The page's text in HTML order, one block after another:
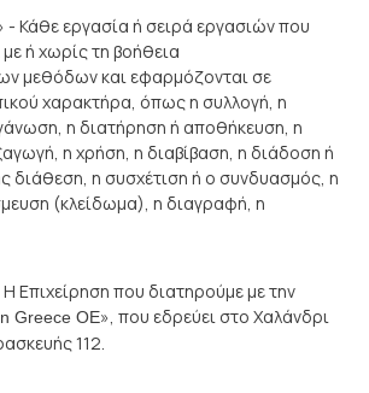
- Κάθε εργασία ή σειρά εργασιών που
με ή χωρίς τη βοήθεια
μεθόδων και εφαρμόζονται σε
χαρακτήρα, όπως η συλλογή, η
η διατήρηση ή αποθήκευση, η
η χρήση, η διαβίβαση, η διάδοση ή
διάθεση, η συσχέτιση ή ο συνδυασμός, η
(κλείδωμα), η διαγραφή, η
Η Επιχείρηση που διατηρούμε με την
Greece ΟΕ», που εδρεύει στο Χαλάνδρι
112.